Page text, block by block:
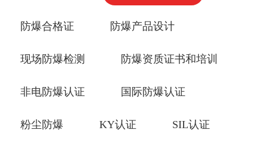
防爆合格证 防爆产品设计
现场防爆检测 防爆资质证书和培训
非电防爆认证 国际防爆认证
粉尘防爆 KY认证 SIL认证